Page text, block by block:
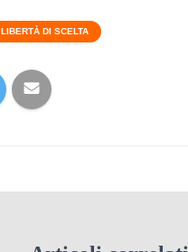
LIBERTÀ DI SCELTA